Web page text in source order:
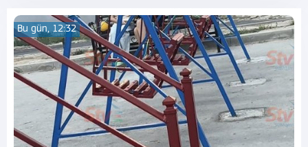
Bu gün, 12:32